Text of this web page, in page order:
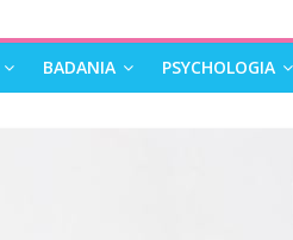
BADANIA PSYCHOLOGIA